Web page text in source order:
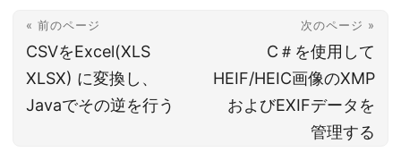
« 前のページ
CSVをExcel(XLS
XLSX) に変換し、
Javaでその逆を行う
次のページ »
C＃を使用して
HEIF/HEIC画像のXMP
およびEXIFデータを
管理する